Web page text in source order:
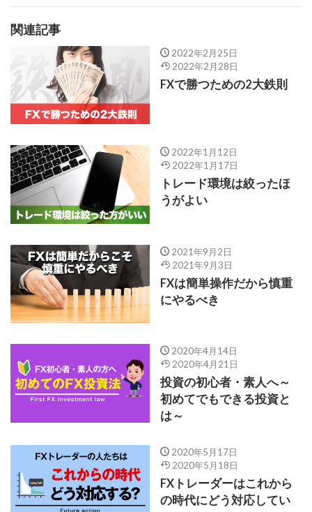
関連記事
2022年2月25日
2022年2月28日
FXで勝つための2大鉄則
2022年1月12日
2022年1月17日
トレード環境は絞ったほ
うがよい
2021年9月2日
2021年9月3日
FXは簡単操作だから慎重
にやるべき
2020年4月14日
2020年4月21日
投資の初心者・素人へ～
初めてでもできる投資と
は～
2020年5月17日
2020年5月18日
FXトレーダーはこれから
の時代にどう対応してい